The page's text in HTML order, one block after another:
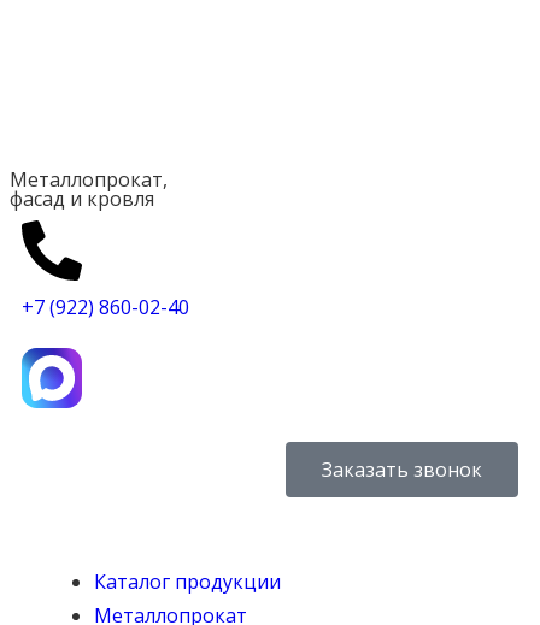
Металлопрокат,
фасад и кровля
+7 (922) 860-02-40
Заказать звонок
Каталог продукции
Металлопрокат